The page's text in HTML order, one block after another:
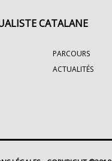
CATALANE
PARCOURS
ACTUALITÉS